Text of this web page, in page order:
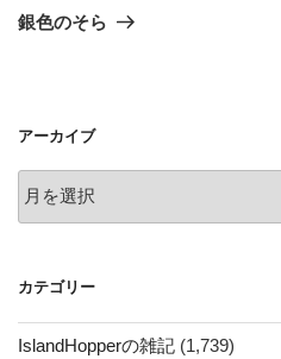
ゲ
ン
の
銀色のそら
アーカイブ
ー
ブ
カテゴリー
IslandHopperの雑記 (1,739)